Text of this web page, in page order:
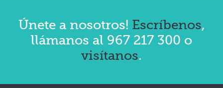
Únete a nosotros! Escríbenos,
llámanos al 967 217 300 o
visítanos.